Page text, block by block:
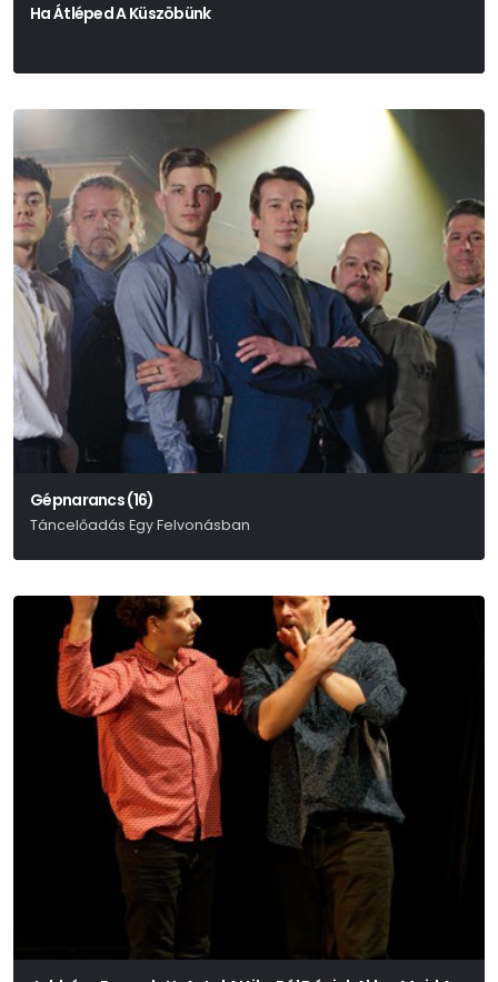
Ha Átléped A Küszöbünk
Gépnarancs (16)
Táncelőadás Egy Felvonásban